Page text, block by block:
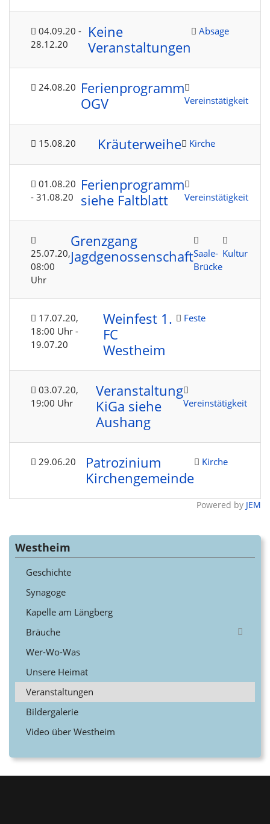
04.09.20 -
28.12.20
Keine
Veranstaltungen
Absage
24.08.20 Ferienprogramm
OGV
Vereinstätigkeit
15.08.20 Kräuterweihe Kirche
01.08.20
- 31.08.20
Ferienprogramm
siehe Faltblatt
Vereinstätigkeit
25.07.20,
08:00
Uhr
Grenzgang
JagdgenossenschaftSaale-
Brücke
Kultur
17.07.20,
18:00 Uhr -
19.07.20
Weinfest 1.
FC
Westheim
Feste
03.07.20,
19:00 Uhr
Veranstaltung
KiGa siehe
Aushang
Vereinstätigkeit
29.06.20
Patrozinium
Kirchengemeinde
Kirche
Powered by JEM
Westheim
Geschichte
Synagoge
Kapelle am Längberg
Bräuche
Wer-Wo-Was
Unsere Heimat
Veranstaltungen
Bildergalerie
Video über Westheim